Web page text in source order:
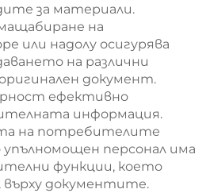
за материали.
на
или надолу осигурява
на различни
документ.
ефективно
информация.
на потребителите
упълномощен персонал има
функции, което
върху документите.